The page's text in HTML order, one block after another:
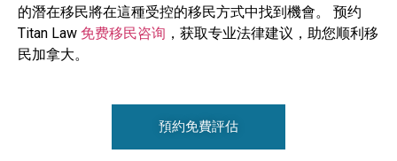
的潛在移民將在這種受控的移民方式中找到機會。 预约
Titan Law 免费移民咨询 ，获取专业法律建议，助您顺利移
民加拿大。
預約免費評估